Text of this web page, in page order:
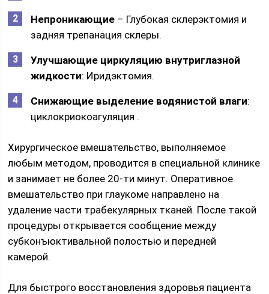
Непроникающие – Глубокая склерэктомия и
задняя трепанация склеры.
Улучшающие циркуляцию внутриглазной
жидкости: Иридэктомия.
Снижающие выделение водянистой влаги:
циклокриокоагуляция .
Хирургическое вмешательство, выполняемое
любым методом, проводится в специальной клинике
и занимает не более 20-ти минут. Оперативное
вмешательство при глаукоме направлено на
удаление части трабекулярных тканей. После такой
процедуры открывается сообщение между
субконъюктивальной полостью и передней
камерой.
Для быстрого восстановления здоровья пациента